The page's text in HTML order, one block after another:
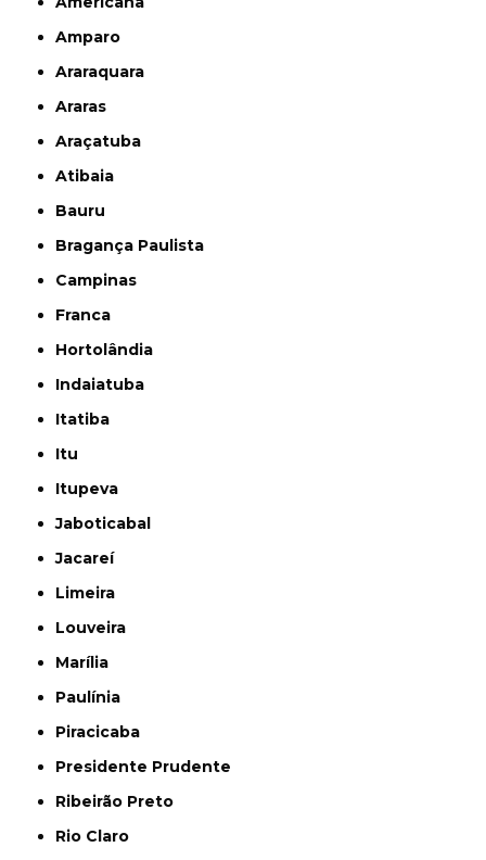
Amparo
Araraquara
Araras
Araçatuba
Atibaia
Bauru
Bragança Paulista
Campinas
Franca
Hortolândia
Indaiatuba
Itatiba
Itu
Itupeva
Jaboticabal
Jacareí
Limeira
Louveira
Marília
Paulínia
Piracicaba
Presidente Prudente
Ribeirão Preto
Rio Claro